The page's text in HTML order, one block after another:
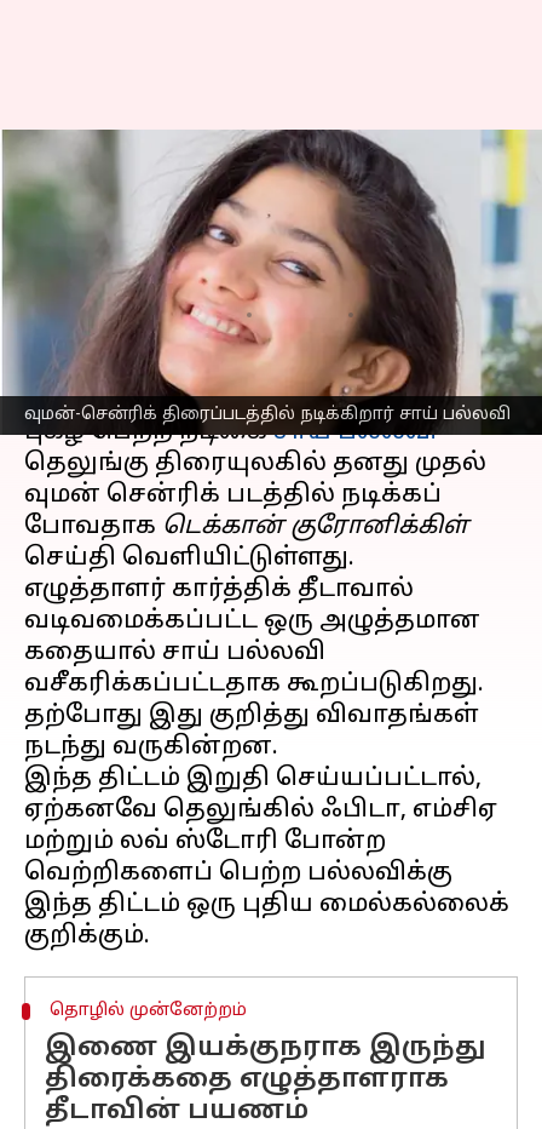
வுமன்-சென்ரிக் திரைப்படத்தில் நடிக்கிறார் சாய் பல்லவி
வுமன்-சென்ரிக்
திரைப்படத்தில்
நடிக்கிறார் சாய் பல்லவி:
அறிக்கை
Venkatalakshmi V 07:26 pm
செய்தி முன்னோட்டம்
புகழ் பெற்ற நடிகைசாய் பல்லவி
தெலுங்கு திரையுலகில் தனது முதல்
வுமன் சென்ரிக் படத்தில் நடிக்கப்
போவதாக டெக்கான் குரோனிக்கிள்
செய்தி வெளியிட்டுள்ளது.
எழுத்தாளர் கார்த்திக் தீடாவால்
வடிவமைக்கப்பட்ட ஒரு அழுத்தமான
கதையால் சாய் பல்லவி
வசீகரிக்கப்பட்டதாக கூறப்படுகிறது.
தற்போது இது குறித்து விவாதங்கள்
நடந்து வருகின்றன.
இந்த திட்டம் இறுதி செய்யப்பட்டால்,
ஏற்கனவே தெலுங்கில் ஃபிடா, எம்சிஏ
மற்றும் லவ் ஸ்டோரி போன்ற
வெற்றிகளைப் பெற்ற பல்லவிக்கு
இந்த திட்டம் ஒரு புதிய மைல்கல்லைக்
தொழில் முன்னேற்றம்
இணை இயக்குநராக இருந்து
திரைக்கதை எழுத்தாளராக
தீடாவின் பயணம்